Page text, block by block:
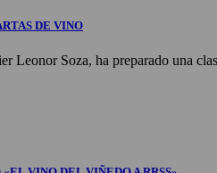
DE VINO
Leonor Soza, ha preparado una